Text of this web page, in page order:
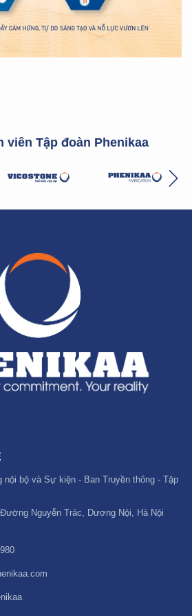
Tập đoàn Phenikaa
nội bộ và Sự kiện - Ban Truyền thông - Tập
Nguyễn Trác, Dương Nội, Hà Nội